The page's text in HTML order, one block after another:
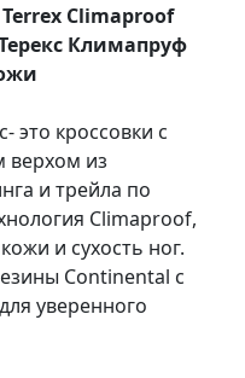
Climaproof
Климапруф
это кроссовки с
из
и трейла по
Climaproof,
и сухость ног.
Continental с
уверенного